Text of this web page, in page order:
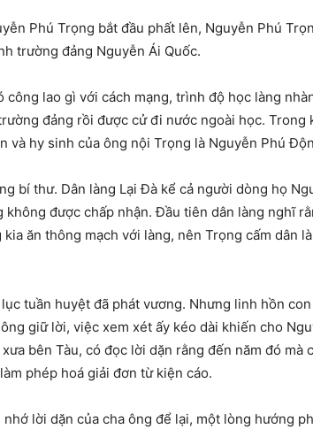
Phú Trọng bắt đầu phất lên, Nguyễn Phú
trường đảng Nguyễn Ái Quốc.
lao gì với cách mạng, trình độ học làng
đảng rồi được cử đi nước ngoài học.
và hy sinh của ông nội Trọng là Nguyễn Phú
bí thư. Dân làng Lại Đà kể cả người dòng họ
không được chấp nhận. Đầu tiên dân làng nghĩ
ăn thông mạch với làng, nên Trọng cấm dân
tuần huyệt đã phát vương. Nhưng linh hồn
giữ lời, việc xem xét ấy kéo dài khiến cho
bên Tàu, có đọc lời dặn rằng đến năm đó
phép hoá giải đơn từ kiện cáo.
lời dặn của cha ông để lại, một lòng hướng